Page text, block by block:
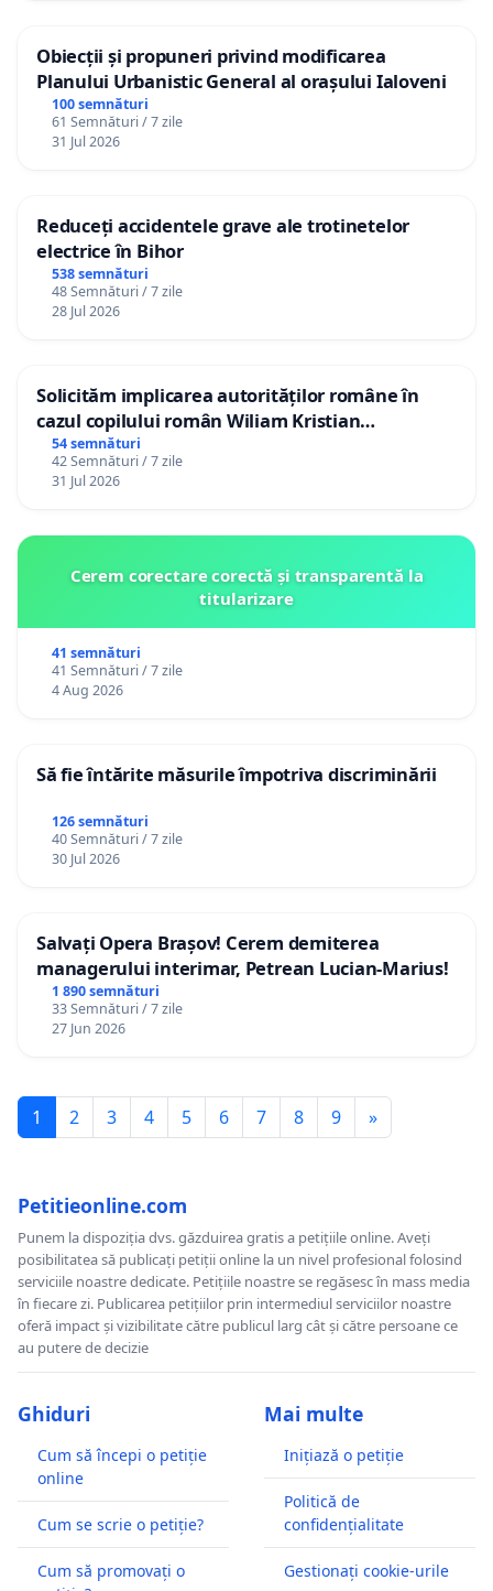
Obiecții și propuneri privind modificarea
Planului Urbanistic General al orașului Ialoveni
100 semnături
61 Semnături / 7 zile
31 Jul 2026
Reduceți accidentele grave ale trotinetelor
electrice în Bihor
538 semnături
48 Semnături / 7 zile
28 Jul 2026
Solicităm implicarea autorităților române în
cazul copilului român Wiliam Kristian
Gheorghe, aflat în plasament în Danemarca de
12 ani
54 semnături
42 Semnături / 7 zile
31 Jul 2026
Cerem corectare corectă și transparentă la
titularizare
41 semnături
41 Semnături / 7 zile
4 Aug 2026
Să fie întărite măsurile împotriva discriminării
126 semnături
40 Semnături / 7 zile
30 Jul 2026
Salvați Opera Brașov! Cerem demiterea
managerului interimar, Petrean Lucian-Marius!
1 890 semnături
33 Semnături / 7 zile
27 Jun 2026
1 2 3 4 5 6 7 8 9 »
Petitieonline.com
Punem la dispoziția dvs. găzduirea gratis a petițiile online. Aveți
posibilitatea să publicați petiții online la un nivel profesional folosind
serviciile noastre dedicate. Petițiile noastre se regăsesc în mass media
în fiecare zi. Publicarea petițiilor prin intermediul serviciilor noastre
oferă impact și vizibilitate către publicul larg cât și către persoane ce
au putere de decizie
Ghiduri
Cum să începi o petiție
online
Cum se scrie o petiție?
Cum să promovați o
Mai multe
Inițiază o petiție
Politică de
confidențialitate
Gestionați cookie-urile